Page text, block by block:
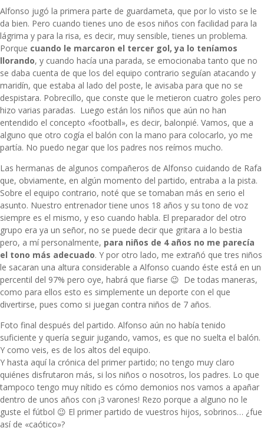
Alfonso jugó la primera parte de guardameta, que por lo visto se le
da bien. Pero cuando tienes uno de esos niños con facilidad para la
lágrima y para la risa, es decir, muy sensible, tienes un problema.
Porque cuando le marcaron el tercer gol, ya lo teníamos
llorando, y cuando hacía una parada, se emocionaba tanto que no
se daba cuenta de que los del equipo contrario seguían atacando y
maridín, que estaba al lado del poste, le avisaba para que no se
despistara. Pobrecillo, que conste que le metieron cuatro goles pero
hizo varias paradas. Luego están los niños que aún no han
entendido el concepto «football», es decir, balonpié. Vamos, que a
alguno que otro cogía el balón con la mano para colocarlo, yo me
partía. No puedo negar que los padres nos reímos mucho.
Las hermanas de algunos compañeros de Alfonso cuidando de Rafa
que, obviamente, en algún momento del partido, entraba a la pista.
Sobre el equipo contrario, noté que se tomaban más en serio el
asunto. Nuestro entrenador tiene unos 18 años y su tono de voz
siempre es el mismo, y eso cuando habla. El preparador del otro
grupo era ya un señor, no se puede decir que gritara a lo bestia
pero, a mí personalmente, para niños de 4 años no me parecía
el tono más adecuado. Y por otro lado, me extrañó que tres niños
le sacaran una altura considerable a Alfonso cuando éste está en un
percentil del 97% pero oye, habrá que fiarse 😉 De todas maneras,
como para ellos esto es simplemente un deporte con el que
divertirse, pues como si juegan contra niños de 7 años.
Foto final después del partido. Alfonso aún no había tenido
suficiente y quería seguir jugando, vamos, es que no suelta el balón.
Y como veis, es de los altos del equipo.
Y hasta aquí la crónica del primer partido; no tengo muy claro
quiénes disfrutaron más, si los niños o nosotros, los padres. Lo que
tampoco tengo muy nítido es cómo demonios nos vamos a apañar
dentro de unos años con ¡3 varones! Rezo porque a alguno no le
guste el fútbol 😉 El primer partido de vuestros hijos, sobrinos… ¿fue
así de «caótico»?